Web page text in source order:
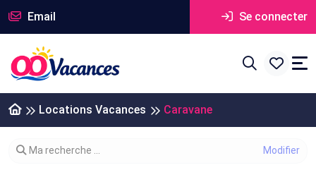
Email Se connecter
Locations Vacances Caravane
Modifier votre recherche
Ma recherche ...